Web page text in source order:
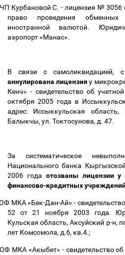
Курбановой С. - лицензия № 3056
право проведения
иностранной валютой.
аэропорт «Манас».
В связи с самоликвидацией,
аннулирована лицензияу
Кенч» - свидетельство об
октября 2005 года в
адрес: Иссыккульская
Балыкчы, ул. Токтосунова, д. 47.
За систематическое
Национального банка
2006 года отозваны лицензии у
финансово-кредитных
МКА «Бек-Дан-Ай» -
52 от 21 ноября 2003 года.
Кульская область, Аксуйский р-н,
лет Комсомола, д.6, кв.4.;
МКА «Акыбет» - свидетельство